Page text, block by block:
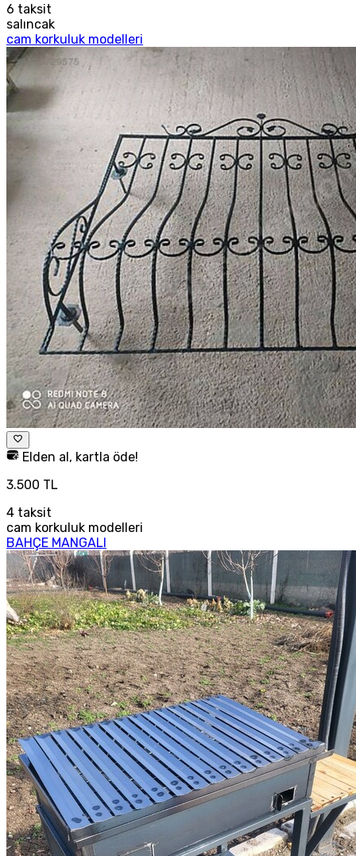
6 taksit
salıncak
cam korkuluk modelleri
Elden al, kartla öde!
3.500 TL
4 taksit
cam korkuluk modelleri
BAHÇE MANGALI